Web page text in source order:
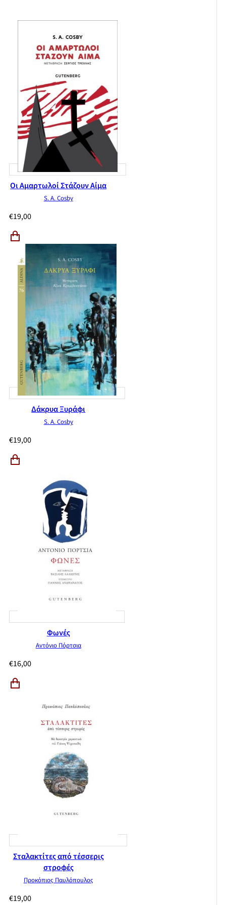
Οι Αμαρτωλοί Στάζουν Αίμα
S. A. Cosby
€19,00
Δάκρυα Ξυράφι
S. A. Cosby
€19,00
Φωνές
Αντόνιο Πόρτσια
€16,00
Σταλακτίτες από τέσσερις
στροφές
Προκόπιος Παυλόπουλος
€19,00